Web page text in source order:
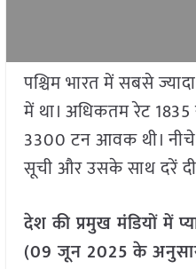
पश्चिम भारत में सबसे
में था। अधिकतम रेट
3300 टन आवक थी। नीचे
सूची और उसके साथ दरें
देश की प्रमुख मंडियों में
(09 जून 2025के